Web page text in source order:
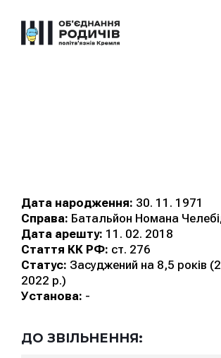
Дата народження: 30. 11. 1971
Справа: Батальйон Номана
Дата арешту: 11. 02. 2018
Стаття КК РФ: ст. 276
Статус: Засуджений на 8,5 років
2022 р.)
Установа: -
ДО ЗВІЛЬНЕННЯ: